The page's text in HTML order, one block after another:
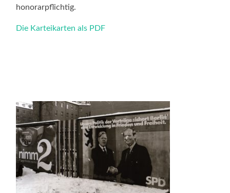
honorarpflichtig.
Die Karteikarten als PDF